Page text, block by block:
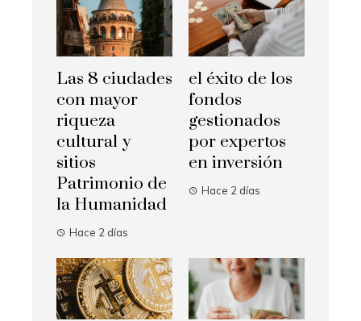
Las 8 ciudades
con mayor
riqueza
cultural y
sitios
Patrimonio de
la Humanidad
Hace 2 días
el éxito de los
fondos
gestionados
por expertos
en inversión
Hace 2 días